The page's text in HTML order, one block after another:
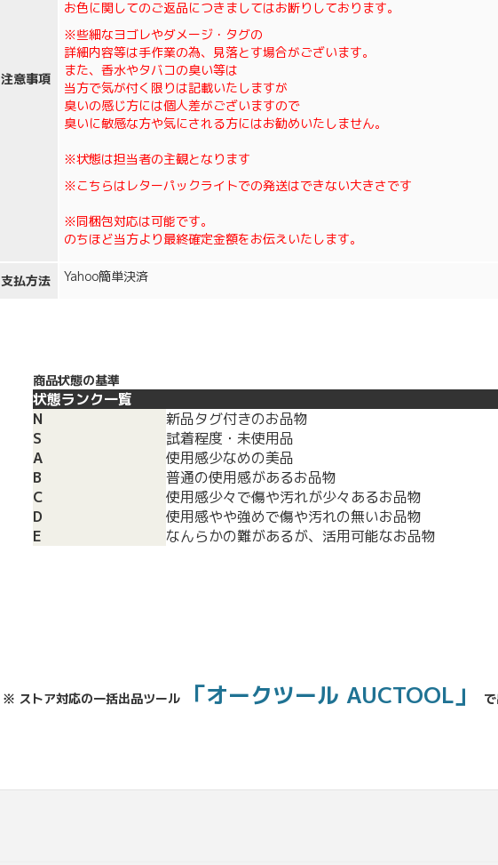
注意事項
お色に関してのご返品につきましてはお断りしております。
※些細なヨゴレやダメージ・タグの
詳細内容等は手作業の為、見落とす場合がございます。
また、香水やタバコの臭い等は
当方で気が付く限りは記載いたしますが
臭いの感じ方には個人差がございますので
臭いに敏感な方や気にされる方にはお勧めいたしません。
※状態は担当者の主観となります
※こちらはレターパックライトでの発送はできない大きさです
※同梱包対応は可能です。
のちほど当方より最終確定金額をお伝えいたします。
支払方法 Yahoo簡単決済
商品状態の基準
状態ランク一覧
N
新品タグ付きのお品物
S
試着程度・未使用品
A
使用感少なめの美品
B
普通の使用感があるお品物
C
使用感少々で傷や汚れが少々あるお品物
D
使用感やや強めで傷や汚れの無いお品物
E
なんらかの難があるが、活用可能なお品物
※ ストア対応の一括出品ツール 「オークツール AUCTOOL」